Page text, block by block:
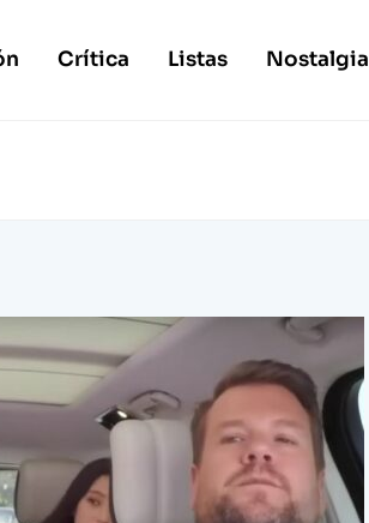
Crítica Listas Nostalgia